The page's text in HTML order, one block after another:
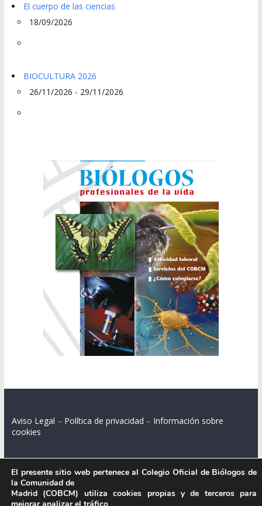
El cuerpo de las ciencias
18/09/2026
BIOCULTURA 2026
26/11/2026 - 29/11/2026
Aviso Legal – Política de privacidad – Información sobre
cookies
Colegio Oficial de Biólogos de la Comunidad de Madrid.
El presente sitio web pertenece al Colegio Oficial de Biólogos de
la Comunidad de
Madrid (COBCM) utiliza cookies propias y de terceros para